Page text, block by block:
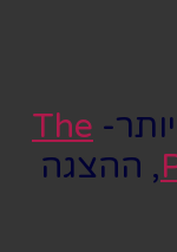
The
, ההצגה